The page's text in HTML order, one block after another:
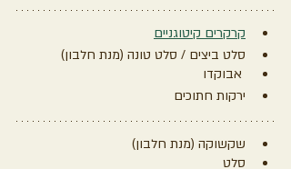
קרקרים קיטוגניים
סלט ביצים / סלט טונה (מנת חלבון)
ירקות חתוכים
שקשוקה (מנת חלבון)
סלט